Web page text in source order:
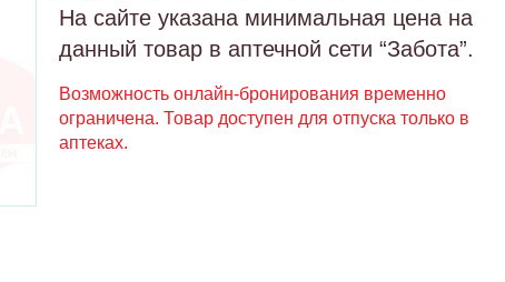
На сайте указана минимальная цена на
данный товар в аптечной сети “Забота”.
Возможность онлайн-бронирования временно
ограничена. Товар доступен для отпуска только в
аптеках.